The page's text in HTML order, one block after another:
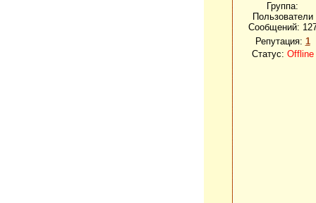
Группа:
Пользователи
Сообщений:
Репутация: 1
Статус: Offline